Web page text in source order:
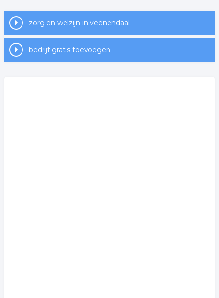
zorg en welzijn in veenendaal
bedrijf gratis toevoegen